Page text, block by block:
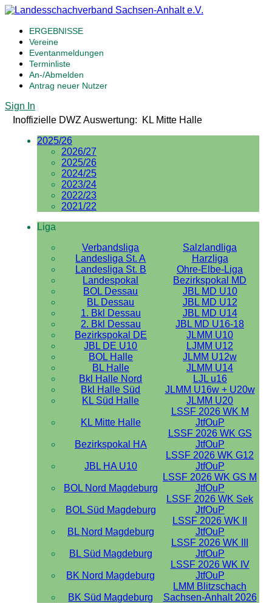
ERGEBNISSE
Vereine
Eventanmeldungen
Terminliste
An-/Abmelden
Antrag neuer Nutzer
Sign In
Inoffizielle DWZ Auswertung: KL Mitte Halle
2025/26
2026/27
2025/26
2024/25
2023/24
2022/23
2021/22
Liga
Verbandsliga
Salzlandliga
Landesliga St. A
Harzliga
Landesliga St. B
Ohre-Elbe-Liga
Landespokal
Bezirkspokal MD
BOL Dessau
JBL MD U10
BL Dessau
JBL MD U12
1. Bkl Dessau
JBL MD U14
2. Bkl Dessau
JBL MD U16-18
Bezirkspokal DE
JLMM U10
JBL DE U10
LJMM U12
BOL Halle
JLMM U12w
BL Halle
JLMM U14
Bkl Halle Nord
LJL u16
Bkl Halle Süd
JLMM U16w + U20w
KL Süd Halle
JLMM U20
KL Mitte Halle
LSSF 2026 WK M
JtfOuP
Bezirkspokal HA
LSSF 2026 WK GS
JtfOuP
JBL HA U10
LSSF 2026 WK G12
JtfOuP
BOL Nord Magdeburg
LSSF 2026 WK GS M
JtfOuP
BOL Süd Magdeburg
LSSF 2026 WK Sek
JtfOuP
BL Nord Magdeburg
LSSF 2026 WK II
JtfOuP
BL Süd Magdeburg
LSSF 2026 WK III
JtfOuP
BK Nord Magdeburg
LSSF 2026 WK IV
JtfOuP
BK Süd Magdeburg
LMM Blitzschach
Sachsen-Anhalt 2026